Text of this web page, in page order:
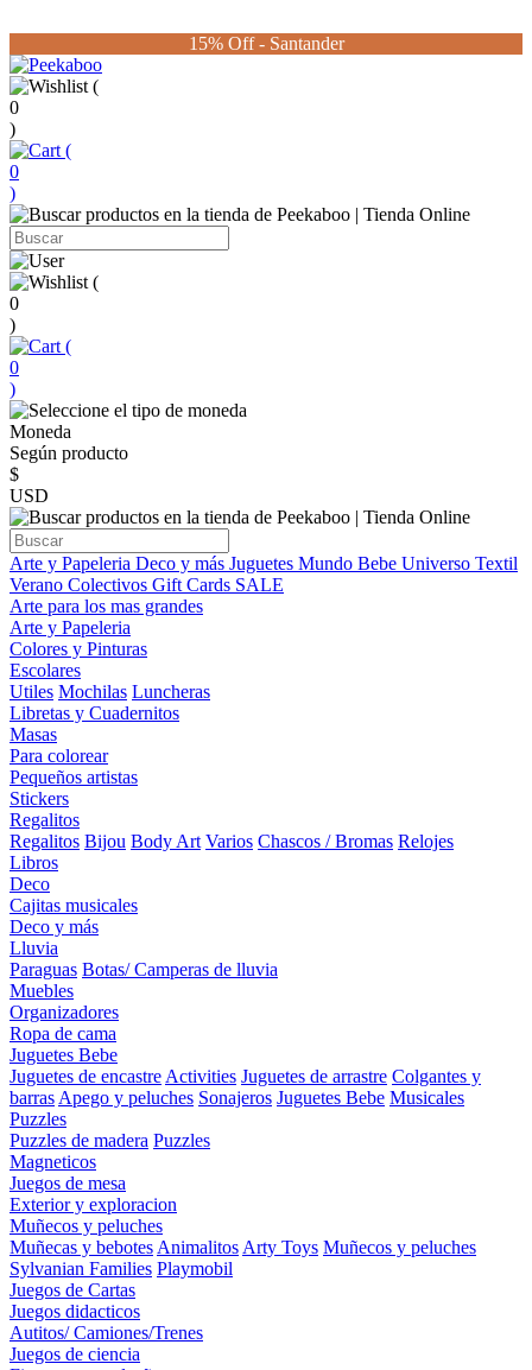
15% Off - Santander
(
0
)
(
0
)
(
0
)
(
0
)
Moneda
Según producto
$
USD
Arte y Papeleria Deco y más Juguetes Mundo Bebe Universo Textil
Verano Colectivos Gift Cards SALE
Arte para los mas grandes
Arte y Papeleria
Colores y Pinturas
Escolares
Utiles Mochilas Luncheras
Libretas y Cuadernitos
Masas
Para colorear
Pequeños artistas
Stickers
Regalitos
Regalitos Bijou Body Art Varios Chascos / Bromas Relojes
Libros
Deco
Cajitas musicales
Deco y más
Lluvia
Paraguas Botas/ Camperas de lluvia
Muebles
Organizadores
Ropa de cama
Juguetes Bebe
Juguetes de encastre Activities Juguetes de arrastre Colgantes y
barras Apego y peluches Sonajeros Juguetes Bebe Musicales
Puzzles
Puzzles de madera Puzzles
Magneticos
Juegos de mesa
Exterior y exploracion
Muñecos y peluches
Muñecas y bebotes Animalitos Arty Toys Muñecos y peluches
Sylvanian Families Playmobil
Juegos de Cartas
Juegos didacticos
Autitos/ Camiones/Trenes
Juegos de ciencia